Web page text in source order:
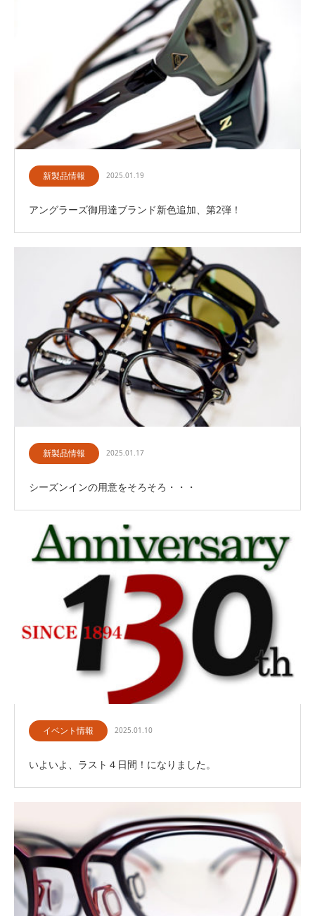
新製品情報 2025.01.19
アングラーズ御用達ブランド新色追加、第2弾！
新製品情報 2025.01.17
シーズンインの用意をそろそろ・・・
イベント情報 2025.01.10
いよいよ、ラスト４日間！になりました。